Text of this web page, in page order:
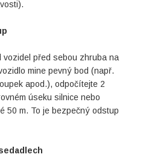
před sebou zhruba na
mine pevný bod (např.
apod.), odpočítejte 2
úseku silnice nebo
50 m. To je bezpečný odstup